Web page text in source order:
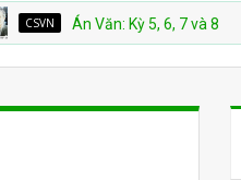
Án Văn: Kỳ 5, 6, 7 và 8